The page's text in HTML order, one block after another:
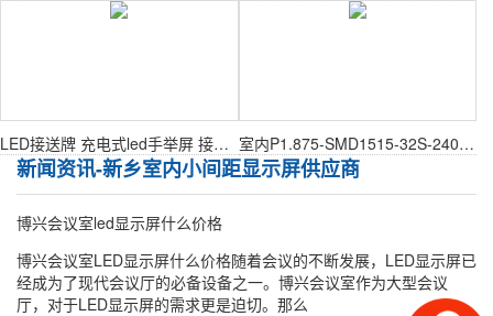
LED接送牌 充电式led手举屏 接站牌车站机场导流牌 室内P1.875-SMD1515-32S-240X240mm室内表贴模组
新闻资讯-新乡室内小间距显示屏供应商
博兴会议室led显示屏什么价格
博兴会议室LED显示屏什么价格随着会议的不断发展，LED显示屏已
经成为了现代会议厅的必备设备之一。博兴会议室作为大型会议
厅，对于LED显示屏的需求更是迫切。那么